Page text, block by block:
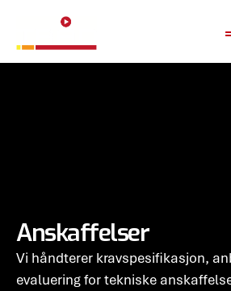
Anskaffelser
Vi håndterer kravspesifikasjon,
evaluering for tekniske